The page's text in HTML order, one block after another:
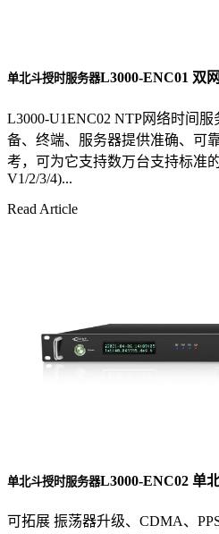
单北斗授时服务器L3000-ENC01 双
L3000-U1ENC02 NTP网络时间
备、终端、服务器提供准确、可
考，可为它支持数万台支持标准
V1/2/3/4)...
Read Article
单北斗授时服务器L3000-ENC02 单
可拓展 振荡器升级、CDMA、